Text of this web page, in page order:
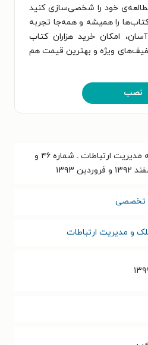
خود را شخصی‌سازی کنید
را همیشه و همه‌جا تجربه
امکان خرید هزاران کتاب
ویژه و بهترین قیمت هم
نصب
ماهنامه مدیریت ارتباطات ـ شماره ۴۶ و
تخصصی
و مدیریت ارتباطات
۱۰